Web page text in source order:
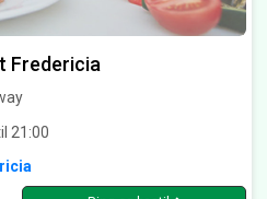
Fredericia
21:00